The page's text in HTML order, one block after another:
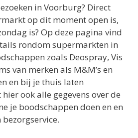
in Voorburg? Direct
op dit moment open is,
is? Op deze pagina vind
rondom supermarkten in
zoals Deospray, Vis
van merken als M&M’s en
en bij je thuis laten
hier ook alle gegevens over de
je boodschappen doen en en